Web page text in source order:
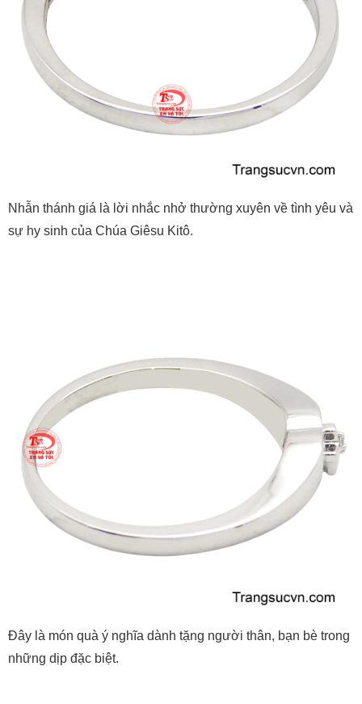
Nhẫn thánh giá là lời nhắc nhở thường xuyên về tình yêu và
sự hy sinh của Chúa Giêsu Kitô.
Đây là món quà ý nghĩa dành tặng người thân, bạn bè trong
những dịp đặc biệt.